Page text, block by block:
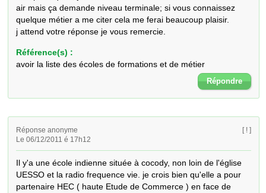
air mais ça demande niveau terminale; si vous connaissez
quelque métier a me citer cela me ferai beaucoup plaisir.
j attend votre réponse je vous remercie.
Référence(s) :
avoir la liste des écoles de formations et de métier
Répondre
Réponse anonyme
Le 06/12/2011 é 17h12
[ ! ]
Il y'a une école indienne située à cocody, non loin de l'église
UESSO et la radio frequence vie. je crois bien qu'elle a pour
partenaire HEC ( haute Etude de Commerce ) en face de